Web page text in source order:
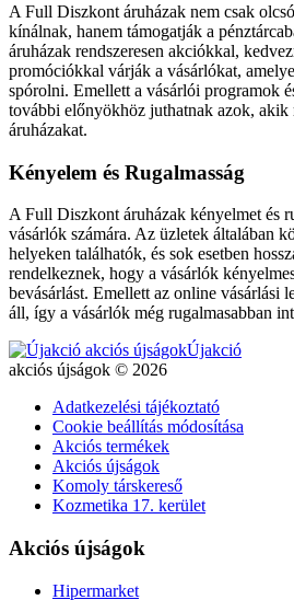
A Full Diszkont áruházak nem csak
kínálnak, hanem támogatják a
áruházak rendszeresen akciókkal,
promóciókkal várják a vásárlókat,
spórolni. Emellett a vásárlói programok
további előnyökhöz juthatnak azok, akik
áruházakat.
Kényelem és Rugalmasság
A Full Diszkont áruházak kényelmet és
vásárlók számára. Az üzletek általában
helyeken találhatók, és sok esetben
rendelkeznek, hogy a vásárlók
bevásárlást. Emellett az online vásárlási
áll, így a vásárlók még rugalmasabban
Újakció
akciós újságok © 2026
Adatkezelési tájékoztató
Cookie beállítás módosítása
Akciós termékek
Akciós újságok
Komoly társkereső
Kozmetika 17. kerület
Akciós újságok
Hipermarket